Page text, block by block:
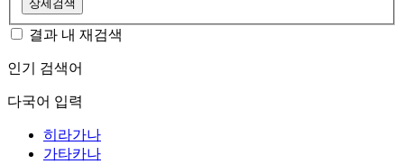
상세검색
결과 내 재검색
인기 검색어
다국어 입력
히라가나
가타카나